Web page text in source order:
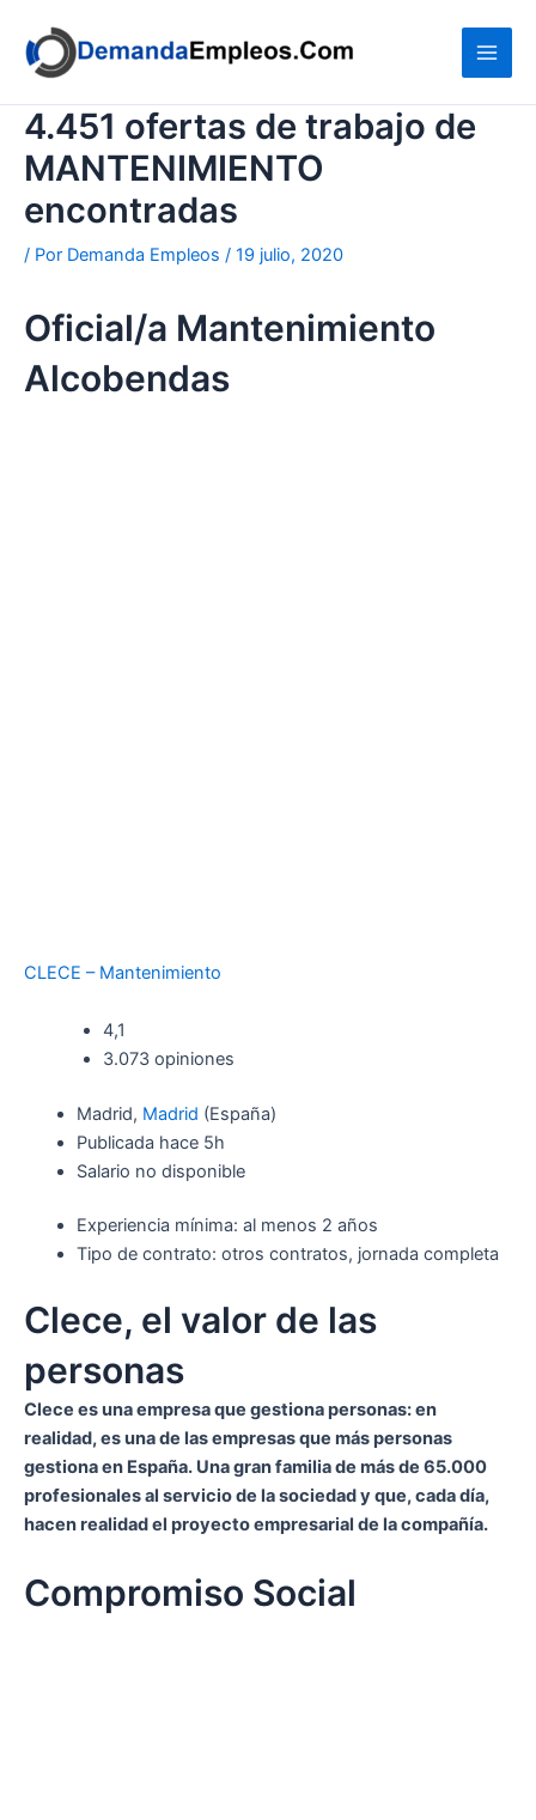
contenido
4.451 ofertas de trabajo de
MANTENIMIENTO
encontradas
/ Por Demanda Empleos / 19 julio, 2020
Oficial/a Mantenimiento
Alcobendas
CLECE – Mantenimiento
4,1
3.073 opiniones
Madrid, Madrid (España)
Publicada hace 5h
Salario no disponible
Experiencia mínima: al menos 2 años
Tipo de contrato: otros contratos, jornada completa
Clece, el valor de las
personas
Clece es una empresa que gestiona personas: en
realidad, es una de las empresas que más personas
gestiona en España. Una gran familia de más de 65.000
profesionales al servicio de la sociedad y que, cada día,
hacen realidad el proyecto empresarial de la compañía.
Compromiso Social